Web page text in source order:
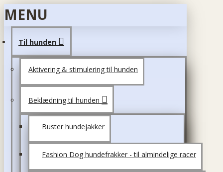
MENU
Til hunden
Aktivering & stimulering til hunden
Beklædning til hunden
Buster hundejakker
Fashion Dog hundefrakker - til almindelige racer